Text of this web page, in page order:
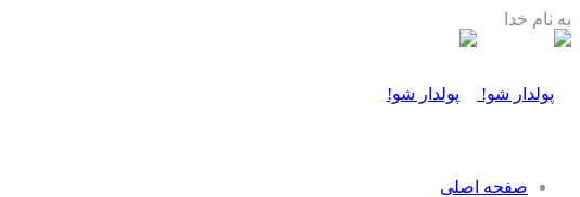
به نام خدا
صفحه اصلی